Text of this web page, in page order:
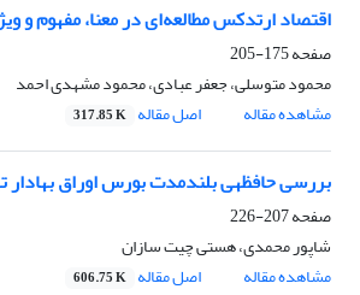
اقتصاد ارتدکس مطالعه‌‌ای در معنا، مفهوم و
صفحه175-205
محمود متوسلی، جعفر عبادی، محمود مشهدی احمد
مشاهده مقاله
اصل مقاله 317.85 K
بررسی حافظه‎ی بلندمدت بورس اوراق بهادار تهران
صفحه207-226
شاپور محمدی، هستی چیت سازان
مشاهده مقاله
اصل مقاله 606.75 K